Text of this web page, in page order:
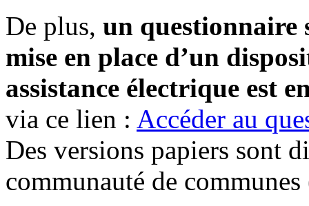
De plus, un questionnaire
mise en place d’un
assistance électrique est
via ce lien : Accéder au
Des versions papiers sont
communauté de